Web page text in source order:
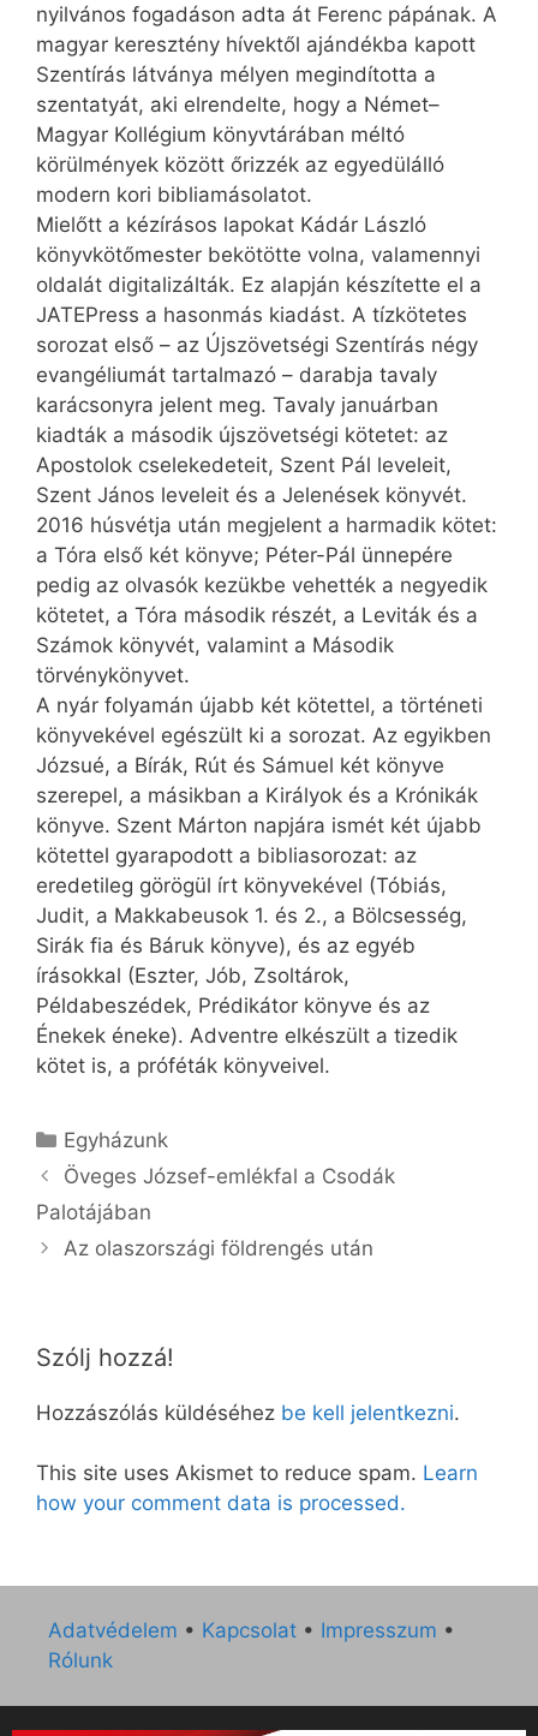
nyilvános fogadáson adta át Ferenc pápának. A
magyar keresztény hívektől ajándékba kapott
Szentírás látványa mélyen megindította a
szentatyát, aki elrendelte, hogy a Német–
Magyar Kollégium könyvtárában méltó
körülmények között őrizzék az egyedülálló
modern kori bibliamásolatot.
Mielőtt a kézírásos lapokat Kádár László
könyvkötőmester bekötötte volna, valamennyi
oldalát digitalizálták. Ez alapján készítette el a
JATEPress a hasonmás kiadást. A tízkötetes
sorozat első – az Újszövetségi Szentírás négy
evangéliumát tartalmazó – darabja tavaly
karácsonyra jelent meg. Tavaly januárban
kiadták a második újszövetségi kötetet: az
Apostolok cselekedeteit, Szent Pál leveleit,
Szent János leveleit és a Jelenések könyvét.
2016 húsvétja után megjelent a harmadik kötet:
a Tóra első két könyve; Péter-Pál ünnepére
pedig az olvasók kezükbe vehették a negyedik
kötetet, a Tóra második részét, a Leviták és a
Számok könyvét, valamint a Második
törvénykönyvet.
A nyár folyamán újabb két kötettel, a történeti
könyvekével egészült ki a sorozat. Az egyikben
Józsué, a Bírák, Rút és Sámuel két könyve
szerepel, a másikban a Királyok és a Krónikák
könyve. Szent Márton napjára ismét két újabb
kötettel gyarapodott a bibliasorozat: az
eredetileg görögül írt könyvekével (Tóbiás,
Judit, a Makkabeusok 1. és 2., a Bölcsesség,
Sirák fia és Báruk könyve), és az egyéb
írásokkal (Eszter, Jób, Zsoltárok,
Példabeszédek, Prédikátor könyve és az
Énekek éneke). Adventre elkészült a tizedik
kötet is, a próféták könyveivel.
Kategória
Egyházunk
Öveges József-emlékfal a Csodák
Palotájában
Az olaszországi földrengés után
Szólj hozzá!
Hozzászólás küldéséhez be kell jelentkezni.
This site uses Akismet to reduce spam. Learn
how your comment data is processed.
Adatvédelem • Kapcsolat • Impresszum •
Rólunk